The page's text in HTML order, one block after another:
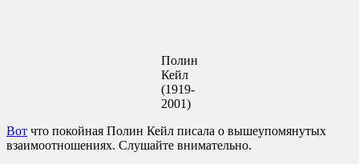
Полин
Кейл
(1919-
2001)
Вот что покойная Полин Кейл писала о вышеупомянутых
взаимоотношениях. Слушайте внимательно.